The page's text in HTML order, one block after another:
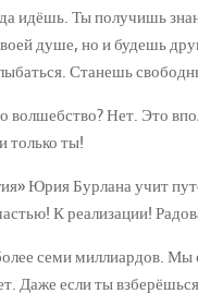
идёшь. Ты получишь
душе, но и будешь
Станешь
волшебство? Нет. Это
только ты!
Юрия Бурлана учит
К реализации!
семи миллиардов. Мы
Даже если ты